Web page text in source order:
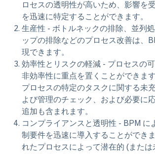
ロセスの透明性が高いため、影響を
を迅速に特定することができます。
生産性 - ボトルネックの排除、並列
ップの排除などのプロセス改善は、
現できます。
効率性とリスクの軽減 - プロセスの
非効率性に重点を置くことができま
プロセスの特定のタスクに関する未
よび管理のチェック、および必要に
追加も含まれます。
コンプライアンスと透明性 - BPM に
制要件を迅速に導入することができ
れたプロセスによって潜在的 (または